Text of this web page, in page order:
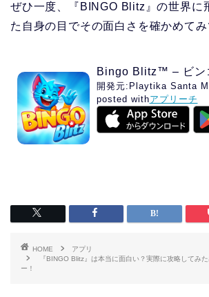
ぜひ一度、『BINGO Blitz』の世界に
た自身の目でその面白さを確かめてみ
Bingo Blitz™ – ビン
開発元: Playtika Santa
posted withアプリーチ
HOME
アプリ
『BINGO Blitz』は本当に面白い？実際に攻略してみ
ー！